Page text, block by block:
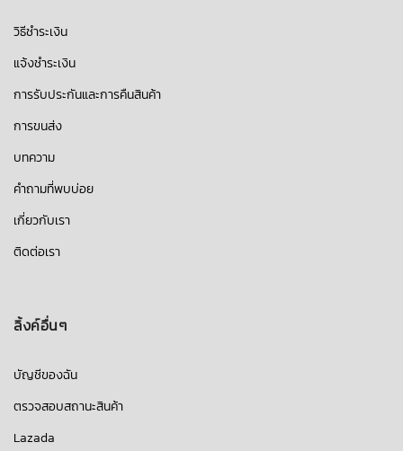
วิธีชำระเงิน
แจ้งชำระเงิน
การรับประกันและการคืนสินค้า
การขนส่ง
บทความ
คำถามที่พบบ่อย
เกี่ยวกับเรา
ติดต่อเรา
ลิ้งค์อื่นๆ
บัญชีของฉัน
ตรวจสอบสถานะสินค้า
Lazada